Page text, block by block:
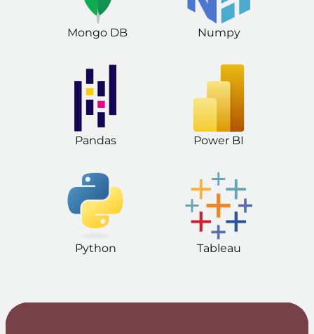
Mongo DB Numpy
Pandas Power BI
Python Tableau